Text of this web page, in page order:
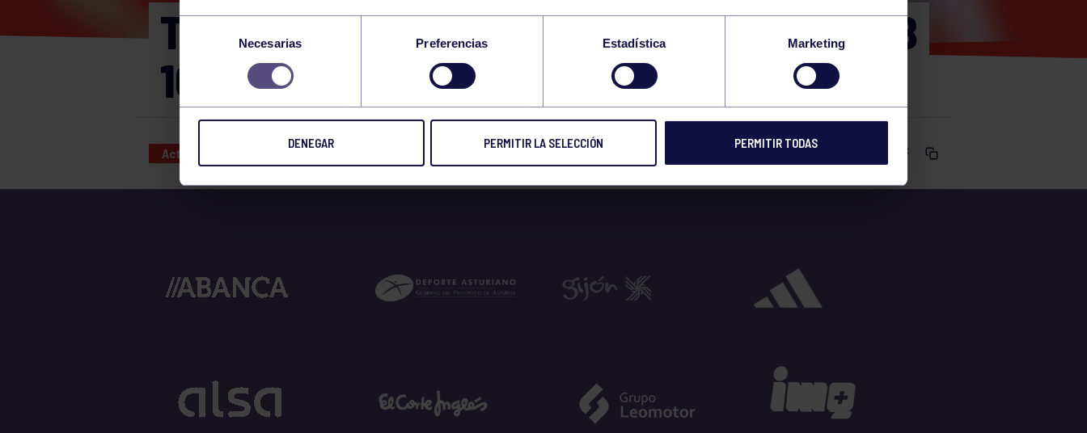
Selección
consentimiento
Necesarias Preferencias Estadística Marketing
DENEGAR PERMITIR LA SELECCIÓN PERMITIR TODAS
TORNEO SOCIAL ABANCA TENIS 2025 SUB
10 INDIVIDUAL FEMENINO
Actividades deportivas 18 AUG 2025